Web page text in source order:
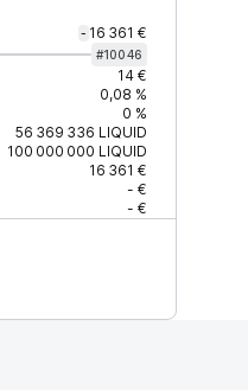
- 16 361 €
#10046
14 €
0,08 %
0 %
56 369 336 LIQUID
100 000 000 LIQUID
16 361 €
- €
- €